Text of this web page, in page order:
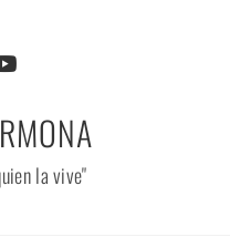
la vive"